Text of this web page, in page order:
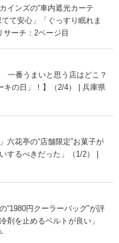
インズの“車内遮光カーテ
て安心」「ぐっすり眠れま
ーチ：2ページ目
一番うまいと思う店はどこ？
キの日」！】（2/4） | 兵庫県
六花亭の“店舗限定”お菓子が
るべきだった」（1/2） |
“1980円クーラーバッグ”が評
を止めるベルトが良い」